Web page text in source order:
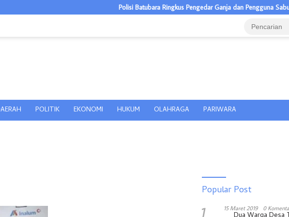
Polisi Batubara Ringkus Pengedar Ganja dan Pengguna Sabu di
POLITIK EKONOMI HUKUM OLAHRAGA PARIWARA
Popular Post
15 Maret 2019 0